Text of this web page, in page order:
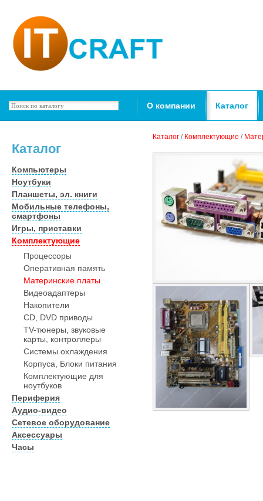
О компании Каталог
Каталог
Компьютеры
Ноутбуки
Планшеты, эл. книги
Мобильные телефоны,
смартфоны
Игры, приставки
Комплектующие
Процессоры
Оперативная память
Материнские платы
Видеоадаптеры
Накопители
CD, DVD приводы
TV-тюнеры, звуковые
карты, контроллеры
Системы охлаждения
Корпуса, Блоки питания
Комплектующие для
ноутбуков
Периферия
Аудио-видео
Сетевое оборудование
Аксессуары
Часы
Каталог / Комплектующие /